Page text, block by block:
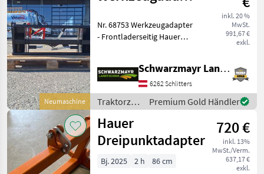
Neumaschine
inkl. 20 %
MwSt.
991,67 €
exkl.
Nr. 68753 Werkzeugadapter
- Frontladerseitig Hauer
Schwarzmayr zeigt Ihnen
das Gerät/Maschine gerne u
Schwarzmayr Landtechnik GmbH - Schlitters
6262 Schlitters
Traktorzubehör
/ Hauer
Premium Gold Händler
Hauer
Dreipunktadapter
720 €
inkl. 13%
MwSt./Verm.
637,17 €
exkl.
Bj. 2025 2 h
86 cm